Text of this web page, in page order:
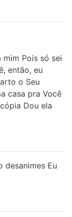
Pois só sei
então, eu
o Seu
casa pra Você
Dou ela
desanimes Eu